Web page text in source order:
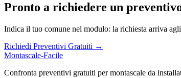
Pronto a richiedere un
Indica il tuo comune nel modulo: la richiesta arriva
Richiedi Preventivi Gratuiti →
Montascale-Facile
Confronta preventivi gratuiti per montascale da